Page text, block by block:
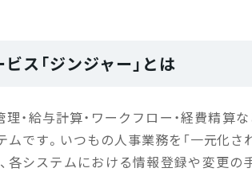
ス「ジンジャー」とは
理・給与計算・ワークフロー・経費精算
です。いつもの人事業務を「一元化
各システムにおける情報登録や変更の